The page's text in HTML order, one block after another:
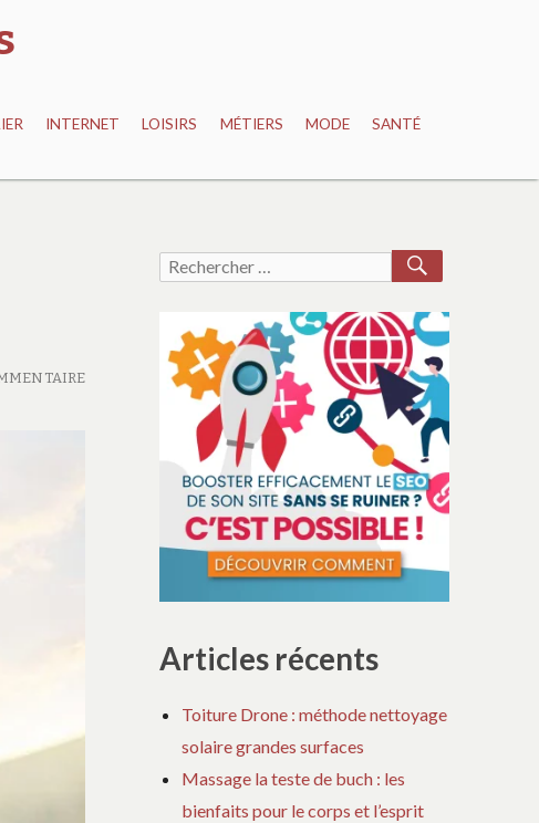
INTERNET LOISIRS MÉTIERS MODE SANTÉ
Recherche
Articles récents
Toiture Drone : méthode nettoyage
solaire grandes surfaces
Massage la teste de buch : les
bienfaits pour le corps et l’esprit